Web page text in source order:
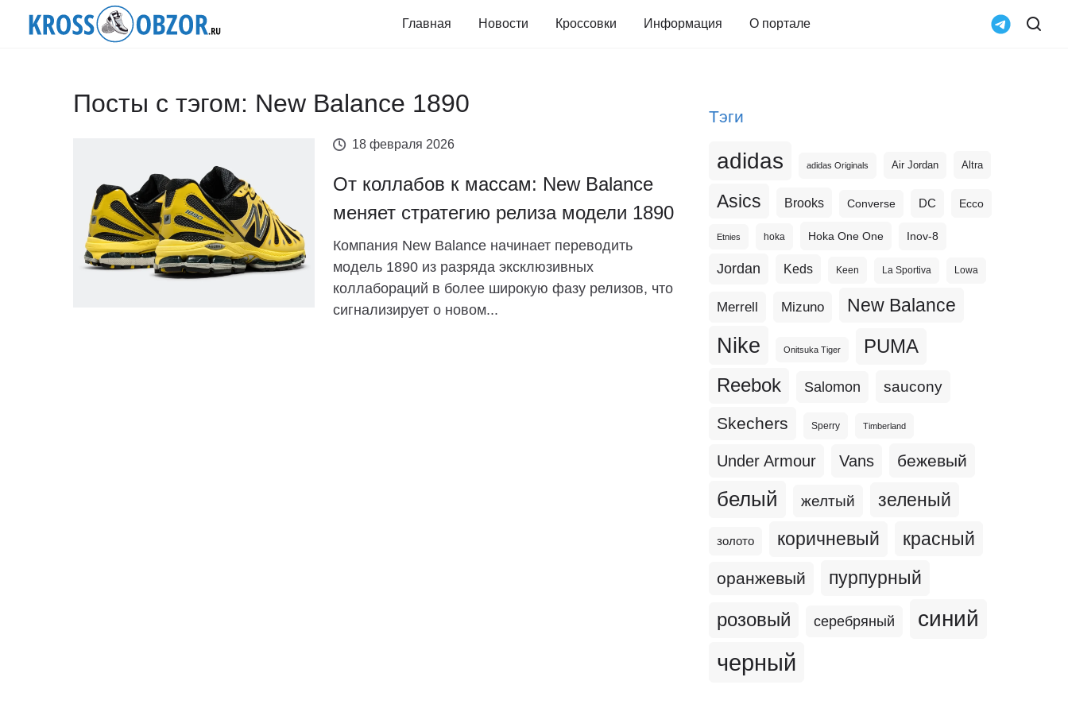
Главная Новости Кроссовки Информация О портале
Посты с тэгом: New Balance 1890
18 февраля 2026
От коллабов к массам: New Balance
меняет стратегию релиза модели 1890
Компания New Balance начинает переводить
модель 1890 из разряда эксклюзивных
коллабораций в более широкую фазу релизов, что
сигнализирует о новом...
Тэги
adidas adidas Originals Air Jordan Altra
Asics Brooks Converse DC Ecco
Etnies hoka Hoka One One Inov-8
Jordan Keds Keen La Sportiva Lowa
Merrell Mizuno New Balance
Nike Onitsuka Tiger PUMA
Reebok Salomon saucony
Skechers Sperry Timberland
Under Armour Vans бежевый
белый желтый зеленый
золото коричневый красный
оранжевый пурпурный
розовый серебряный синий
черный